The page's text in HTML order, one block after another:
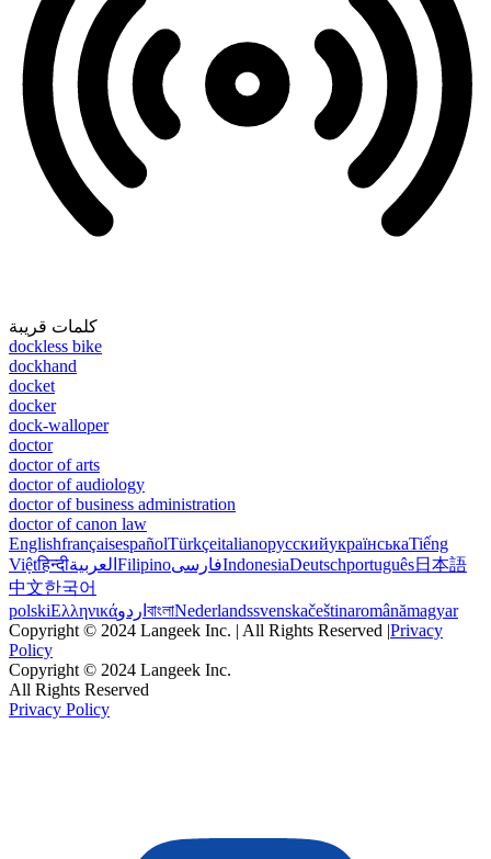
كلمات قريبة
dockless bike
dockhand
docket
docker
dock-walloper
doctor
doctor of arts
doctor of audiology
doctor of business administration
doctor of canon law
EnglishfrançaisespañolTürkçeitalianoрусскийукраїнськаTiếng
Việtहिन्दीالعربية FilipinoفارسیIndonesiaDeutschportuguês日本語
中文한국어
polskiΕλληνικάاردو বাংলাNederlandssvenskačeštinaromânămagyar
Copyright © 2024 Langeek Inc. | All Rights Reserved |Privacy
Policy
Copyright © 2024 Langeek Inc.
All Rights Reserved
Privacy Policy